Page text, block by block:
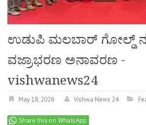
ಉಡುಪಿ ಮಲಬಾರ್ ಗೋಲ್ಡ್
ವಜ್ರಾಭರಣ ಅನಾವರಣ -
vishwanews24
May 18, 2026 Vishwa News 24
Share this on WhatsApp